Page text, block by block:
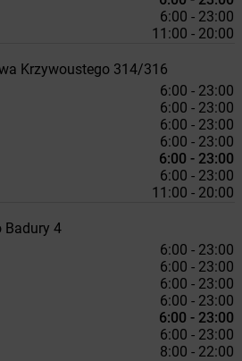
6:00 - 23:00
11:00 - 20:00
Krzywoustego 314/316
6:00 - 23:00
6:00 - 23:00
6:00 - 23:00
6:00 - 23:00
6:00 - 23:00
6:00 - 23:00
11:00 - 20:00
Badury 4
6:00 - 23:00
6:00 - 23:00
6:00 - 23:00
6:00 - 23:00
6:00 - 23:00
6:00 - 23:00
8:00 - 22:00